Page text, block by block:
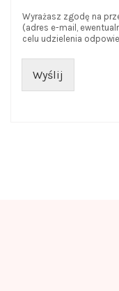
Wyrażasz zgodę na
(adres e-mail,
celu udzielenia
Wyślij